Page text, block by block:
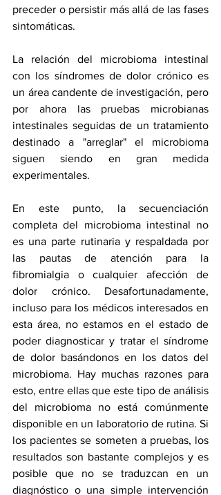
preceder o persistir más allá de las fases
sintomáticas.
La relación del microbioma intestinal
con los síndromes de dolor crónico es
un área candente de investigación, pero
por ahora las pruebas microbianas
intestinales seguidas de un tratamiento
destinado a "arreglar" el microbioma
siguen siendo en gran medida
experimentales.
En este punto, la secuenciación
completa del microbioma intestinal no
es una parte rutinaria y respaldada por
las pautas de atención para la
fibromialgia o cualquier afección de
dolor crónico. Desafortunadamente,
incluso para los médicos interesados en
esta área, no estamos en el estado de
poder diagnosticar y tratar el síndrome
de dolor basándonos en los datos del
microbioma. Hay muchas razones para
esto, entre ellas que este tipo de análisis
del microbioma no está comúnmente
disponible en un laboratorio de rutina. Si
los pacientes se someten a pruebas, los
resultados son bastante complejos y es
posible que no se traduzcan en un
diagnóstico o una simple intervención